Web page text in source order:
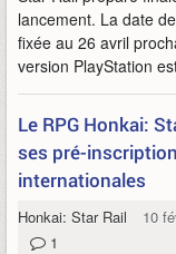
lancement. La date
fixée au 26 avril
version PlayStation
Le RPG Honkai:
ses pré-
internationales
Honkai: Star Rail
10
1